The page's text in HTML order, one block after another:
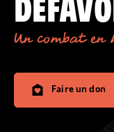
Un combat en
Faire un don